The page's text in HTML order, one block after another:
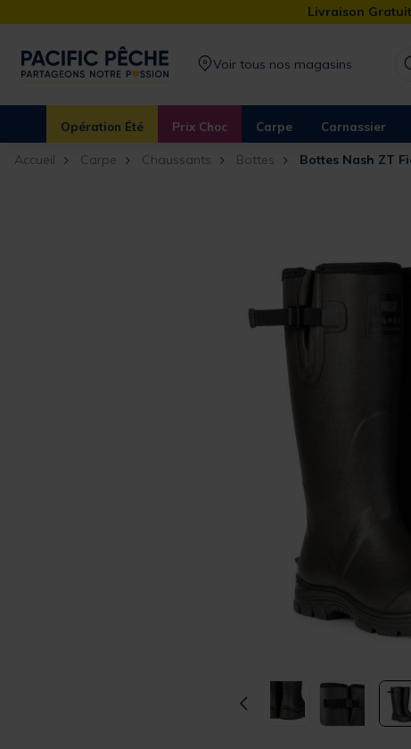
Livraison
Voir tous nos magasins
Opération Été Prix Choc Carpe Carnassier
Accueil Carpe Chaussants Bottes Bottes Nash ZT